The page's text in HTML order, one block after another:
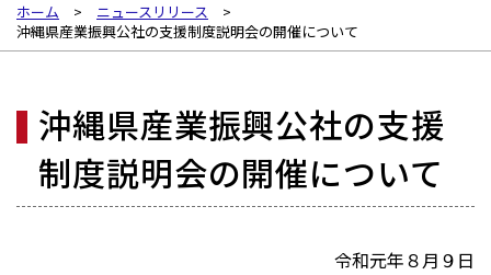
ホーム
ニュースリリース
沖縄県産業振興公社の支援制度説明会の開催について
沖縄県産業振興公社の支援
制度説明会の開催について
令和元年８月９日